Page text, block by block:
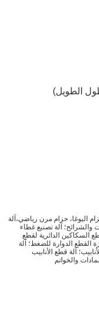
الطويل)
اليوغا، حزام مرن رياضي، آلة
والشرائح؛ آلة تصنيع غطاء
السكاكين الدائرية لقطع
القطع الدوارة للضغط؛ آلة
آلة قطع الأنابيب
والخواتم